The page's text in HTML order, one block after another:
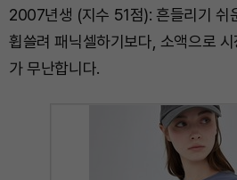
2007년생 (지수 51점): 흔들리기 쉬
휩쓸려 패닉셀하기보다, 소액으로
가 무난합니다.